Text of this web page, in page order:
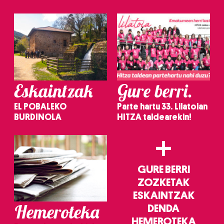
Eskaintzak
EL POBALEKO
BURDINOLA
Gure berri.
Parte hartu 33. Lilatoian
HITZA taldearekin!
Hemeroteka
+
GURE BERRI
ZOZKETAK
ESKAINTZAK
DENDA
HEMEROTEKA